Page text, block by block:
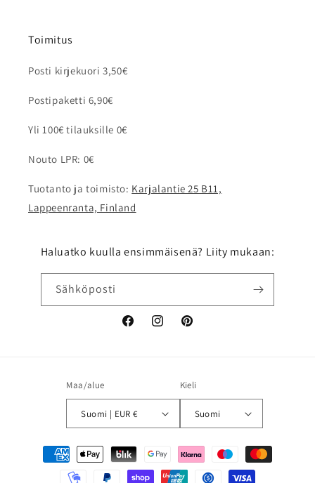
Toimitus
Posti kirjekuori 3,50€
Postipaketti 6,90€
Yli 100€ tilauksille 0€
Nouto LPR: 0€
Tuotanto ja toimisto: Karjalantie 25 B11,
Lappeenranta, Finland
Haluatko kuulla ensimmäisenä? Liity mukaan:
Sähköposti
FacebookInstagramPinterest
Maa/alue
Suomi | EUR €
Kieli
Suomi
Maksutavat